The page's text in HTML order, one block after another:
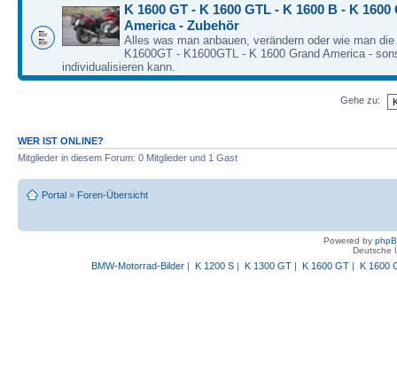
K 1600 GT - K 1600 GTL - K 1600 B - K 1600
America - Zubehör
Alles was man anbauen, verändern oder wie man
K1600GT - K1600GTL - K 1600 Grand America -
individualisieren kann.
Gehe zu:
WER IST ONLINE?
Mitglieder in diesem Forum: 0 Mitglieder und 1 Gast
Portal » Foren-Übersicht
Powered by
Deutsche
BMW-Motorrad-Bilder| K 1200 S| K 1300 GT| K 1600 GT| K 1600